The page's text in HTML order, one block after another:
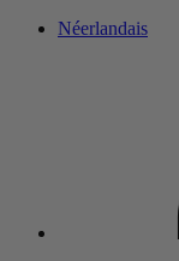
Néerlandais